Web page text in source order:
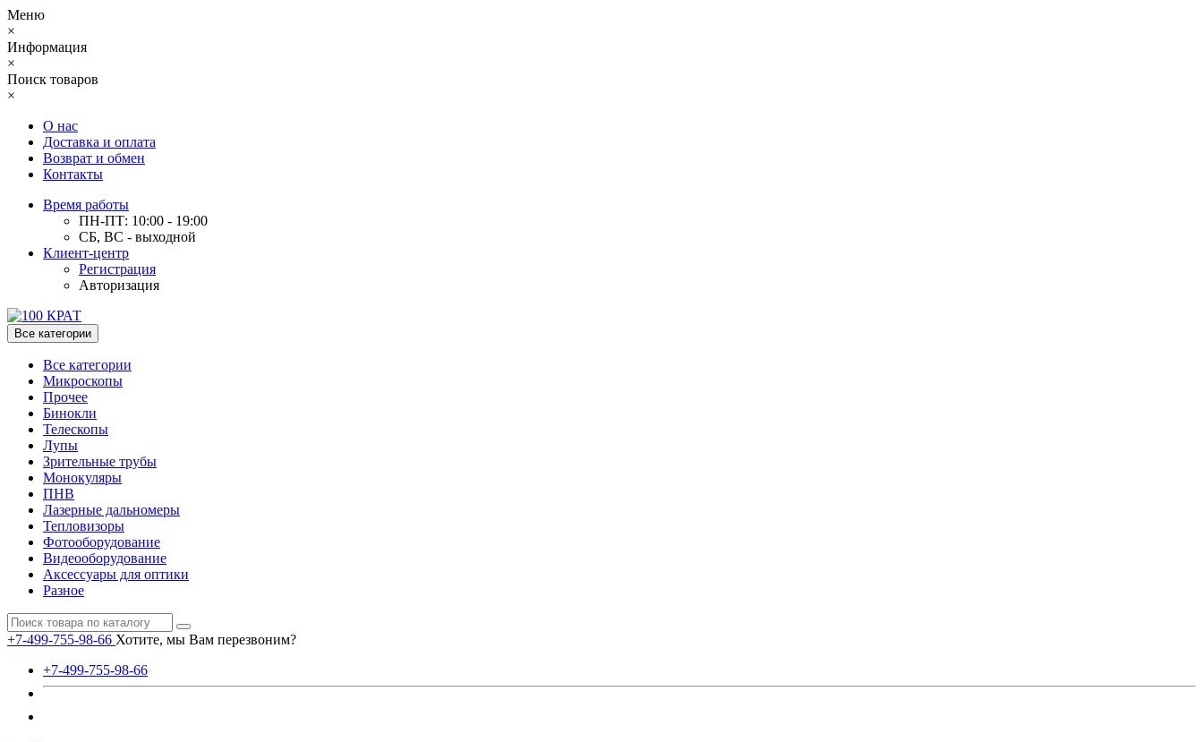
Меню
×
Информация
×
Поиск товаров
×
О нас
Доставка и оплата
Возврат и обмен
Контакты
Время работы
ПН-ПТ: 10:00 - 19:00
СБ, ВС - выходной
Клиент-центр
Регистрация
Авторизация
Все категории
Все категории
Микроскопы
Прочее
Бинокли
Телескопы
Лупы
Зрительные трубы
Монокуляры
ПНВ
Лазерные дальномеры
Тепловизоры
Фотооборудование
Видеооборудование
Аксессуары для оптики
Разное
+7-499-755-98-66 Хотите, мы Вам перезвоним?
+7-499-755-98-66